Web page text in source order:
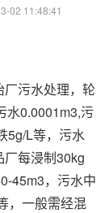
02 11:48:41
污水处理，轮
水0.0001m3,污
5g/L等，污水
每浸制30kg
45m3，污水中
，一般需经混